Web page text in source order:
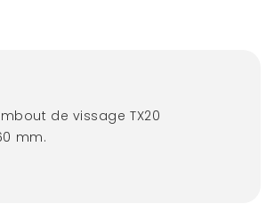
de vissage TX20
mm.